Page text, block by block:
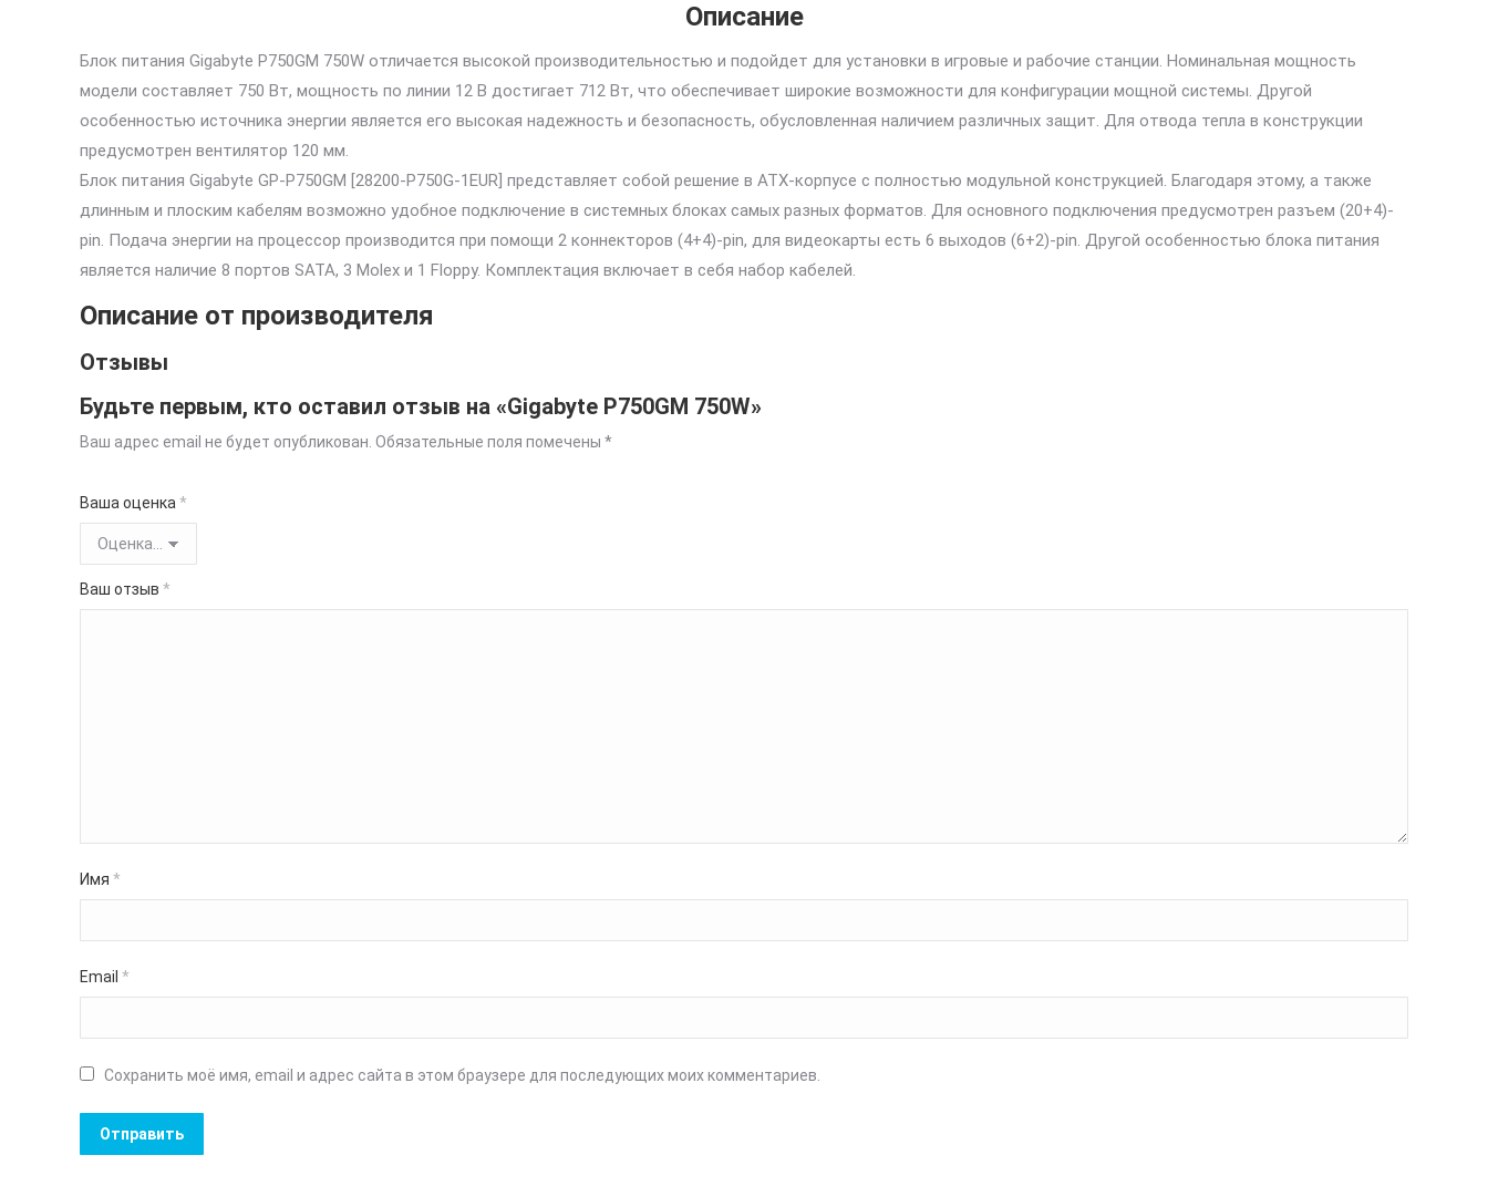
Описание
Блок питания Gigabyte P750GM 750W отличается высокой производительностью и подойдет для установки в игровые и рабочие станции. Номинальная мощность
модели составляет 750 Вт, мощность по линии 12 В достигает 712 Вт, что обеспечивает широкие возможности для конфигурации мощной системы. Другой
особенностью источника энергии является его высокая надежность и безопасность, обусловленная наличием различных защит. Для отвода тепла в конструкции
предусмотрен вентилятор 120 мм.
Блок питания Gigabyte GP-P750GM [28200-P750G-1EUR] представляет собой решение в ATX-корпусе с полностью модульной конструкцией. Благодаря этому, а также
длинным и плоским кабелям возможно удобное подключение в системных блоках самых разных форматов. Для основного подключения предусмотрен разъем (20+4)-
pin. Подача энергии на процессор производится при помощи 2 коннекторов (4+4)-pin, для видеокарты есть 6 выходов (6+2)-pin. Другой особенностью блока питания
является наличие 8 портов SATA, 3 Molex и 1 Floppy. Комплектация включает в себя набор кабелей.
Описание от производителя
Отзывы
Будьте первым, кто оставил отзыв на «Gigabyte P750GM 750W»
Ваш адрес email не будет опубликован. Обязательные поля помечены *
Ваша оценка*
Ваш отзыв *
Имя *
Email *
Сохранить моё имя, email и адрес сайта в этом браузере для последующих моих комментариев.